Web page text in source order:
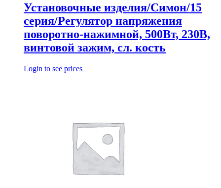
Установочные изделия/Симон/15
серия/Регулятор напряжения
поворотно-нажимной, 500Вт, 230В,
винтовой зажим, сл. кость
Login to see prices